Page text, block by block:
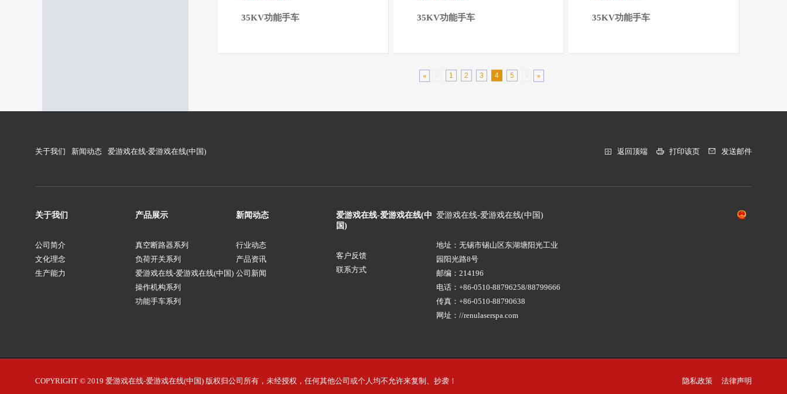
35KV功能手车 35KV功能手车 35KV功能手车
« ‹ 1 2 3 4 5 › »
关于我们 新闻动态 爱游戏在线-爱游戏在线(中国) 返回顶端 打印该页 发送邮件
关于我们
公司简介
文化理念
生产能力
产品展示
真空断路器系列
负荷开关系列
爱游戏在线-爱游戏在线(中国)
操作机构系列
功能手车系列
新闻动态
行业动态
产品资讯
公司新闻
爱游戏在线-爱游戏在线(中
国)
客户反馈
联系方式
爱游戏在线-爱游戏在线(中国)
地址：无锡市锡山区东湖塘阳光工业
园阳光路8号
邮编：214196
电话：+86-0510-88796258/88799666
传真：+86-0510-88790638
网址：//renulaserspa.com
COPYRIGHT © 2019 爱游戏在线-爱游戏在线(中国) 版权归公司所有，未经授权，任何其他公司或个人均不允许来复制、抄袭！ 隐私政策 法律声明